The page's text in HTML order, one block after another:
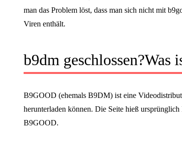
man das Problem löst, dass man sich nicht mit
Viren enthält.
b9dm geschlossen?Was
B9GOOD (ehemals B9DM) ist eine
herunterladen können. Die Seite hieß
B9GOOD.